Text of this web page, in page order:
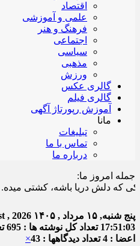
اقتصاد
علمی و آموزشی
فرهنگ و هنر
اجتماعی
سیاسی
مذهبی
ورزش
گالری عکس
گالری فیلم
آموزش رپورتاژ آگهی
مانا
تبلیغات
تماس با ما
درباره ما
جمله امروز ما:
دریا باشه، کشتی میده.
پنج شنبه, ۱۵ مرداد , ۱۴۰۵ , 2026
17:51:04 تعداد کل نوشته ها : 695
اعضا : 4
تعداد دیدگاهها : 43 ×